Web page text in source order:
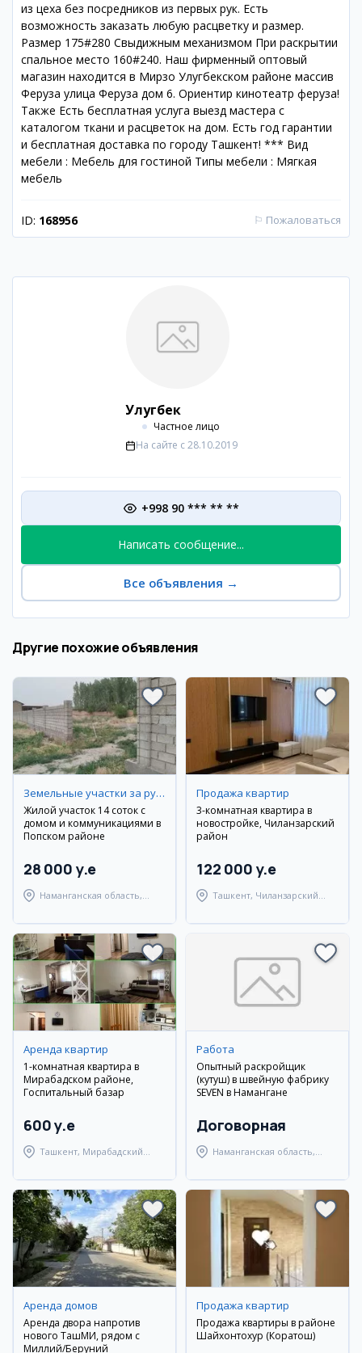
из цеха без посредников из первых рук. Есть
возможность заказать любую расцветку и размер.
Размер 175#280 Свыдижным механизмом При раскрытии
спальное место 160#240. Наш фирменный оптовый
магазин находится в Мирзо Улугбекском районе массив
Феруза улица Феруза дом 6. Ориентир кинотеатр феруза!
Также Есть бесплатная услуга выезд мастера с
каталогом ткани и расцветок на дом. Есть год гарантии
и бесплатная доставка по городу Ташкент! *** Вид
мебели : Мебель для гостиной Типы мебели : Мягкая
мебель
ID: 168956 ⚐ Пожаловаться
Улугбек
Частное лицо
На сайте с 28.10.2019
+998 90 *** ** **
Написать сообщение...
Все объявления →
Другие похожие объявления
Земельные участки за рубежом
Жилой участок 14 соток с
домом и коммуникациями в
Попском районе
28 000 y.e
Наманганская область,
Продажа квартир
3-комнатная квартира в
новостройке, Чиланзарский
район
122 000 y.e
Ташкент, Чиланзарский
Аренда квартир
1-комнатная квартира в
Мирабадском районе,
Госпитальный базар
600 y.e
Ташкент, Мирабадский
Работа
Опытный раскройщик
(кутуш) в швейную фабрику
SEVEN в Намангане
Договорная
Наманганская область,
Аренда домов
Аренда двора напротив
нового ТашМИ, рядом с
Миллий/Беруний
Продажа квартир
Продажа квартиры в районе
Шайхонтохур (Коратош)